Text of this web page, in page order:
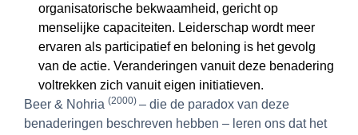
organisatorische bekwaamheid, gericht op
menselijke capaciteiten. Leiderschap wordt meer
ervaren als participatief en beloning is het gevolg
van de actie. Veranderingen vanuit deze benadering
voltrekken zich vanuit eigen initiatieven.
Beer & Nohria (2000) – die de paradox van deze
benaderingen beschreven hebben – leren ons dat het